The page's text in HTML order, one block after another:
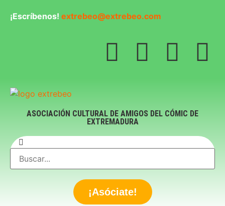
¡Escríbenos! extrebeo@extrebeo.com
ASOCIACIÓN CULTURAL DE AMIGOS DEL CÓMIC DE
EXTREMADURA
¡Asóciate!